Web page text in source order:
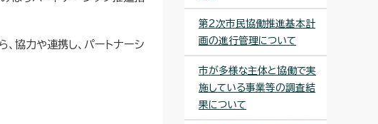
協力や連携し、パートナーシ
第2次市民協働推進基本計
画の進行管理について
市が多様な主体と協働で実
施している事業等の調査結
果について